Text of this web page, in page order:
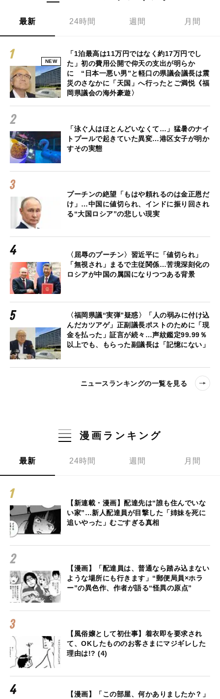
最新 24時間 週間 月間
NEW
「1泊最高は11万円ではなく約17万円でし
た」初の費用公開で仰天の支出が明らか
に “日本一悪い男”と軽口の県議会議長は震
災のさなかに「天国」へ行ったとご満悦《福
岡県議会の海外豪遊〉
「泳ぐ人はほとんどいなくて…」猛暑のナイ
トプールで起きていた異変…港区女子が明か
すその実態
プーチンの絶望「もはや頼れるのは金正恩だ
け」…中国に値切られ、インドに振り回され
る“大国ロシア”の悲しい現実
〈屈辱のプーチン〉習近平に「値切られ」
「無視され」まるで主従関係…苦境深刻化の
ロシアが中国の属国になりつつある背景
〈福岡県議“実弾”疑惑〉「人の弱みに付け込
んだカツアゲ」正副議長ポストのために「現
金を払った」証言が続々…声紋鑑定99.99％
以上でも、もらった副議長は「記憶にない」
ニュースランキングの一覧を見る
漫画ランキング
最新 24時間 週間 月間
【新連載・漫画】配達先は“誰も住んでいな
い家”…新人配達員が目撃した「姉妹を死に
追いやった」むごすぎる真相
【漫画】「配達員は、普通なら踏み込まない
ような場所にも行きます」“郵便局員×ホラ
ー”の異色作、作者が語る“怪異の原点”
【風俗嬢として初仕事】着衣即を要求され
て、OKしたもののお客さまにマジギレした
理由は!? (4)
【漫画】「この部屋、何かありましたか？」